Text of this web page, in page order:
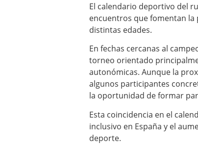
El calendario deportivo del
encuentros que fomentan
distintas edades.
En fechas cercanas al
torneo orientado
autonómicas. Aunque la
algunos participantes
la oportunidad de formar
Esta coincidencia en el
inclusivo en España y el
deporte.